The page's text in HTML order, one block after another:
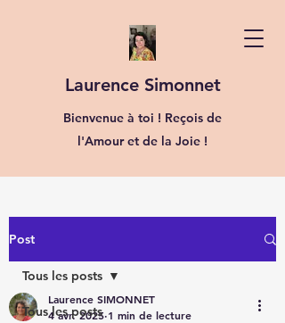
Laurence Simonnet
Bienvenue à toi ! Reçois de
l'Amour et de la Joie !
Post
Tous les posts
Tous les posts
Laurence SIMONNET
4 avr. 2025 1 min de lecture